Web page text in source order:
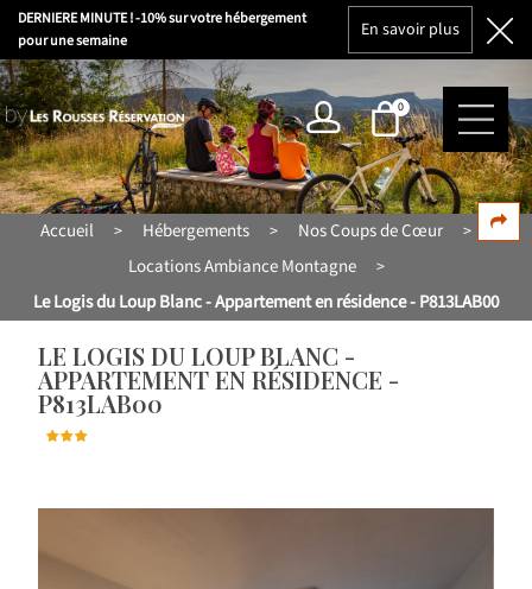
DERNIERE MINUTE ! -10% sur votre hébergement
pour une semaine
En savoir plus
0
Accueil > Hébergements > Nos Coups de Cœur >
Locations Ambiance Montagne >
Le Logis du Loup Blanc - Appartement en résidence - P813LAB00
LE LOGIS DU LOUP BLANC -
APPARTEMENT EN RÉSIDENCE -
P813LAB00